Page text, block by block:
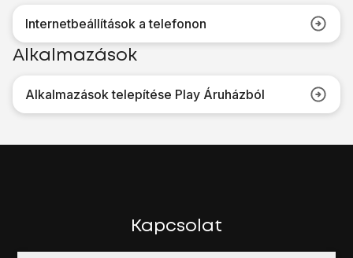
Internetbeállítások a telefonon
Alkalmazások
Alkalmazások telepítése Play Áruházból
Kapcsolat